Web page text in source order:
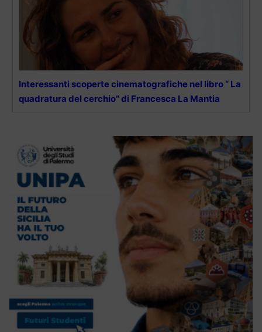
Interessanti scoperte cinematografiche nel libro “ La
quadratura del cerchio” di Francesca La Mantia